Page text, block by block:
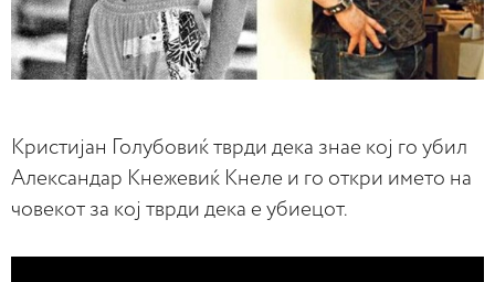
Кристијан Голубовиќ тврди дека знае кој го убил
Александар Кнежевиќ Кнеле и го откри името на
човекот за кој тврди дека е убиецот.